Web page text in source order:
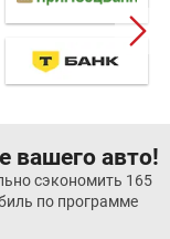
вашего авто!
сэкономить 165
по программе